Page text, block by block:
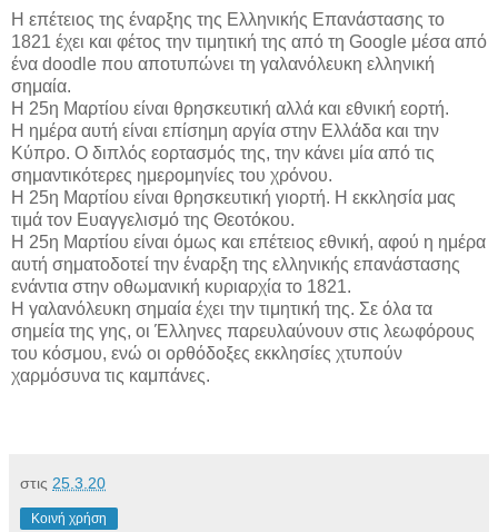
Η επέτειος της έναρξης της Ελληνικής Επανάστασης το
1821 έχει και φέτος την τιμητική της από τη Google μέσα από
ένα doodle που αποτυπώνει τη γαλανόλευκη ελληνική
σημαία.
Η 25η Μαρτίου είναι θρησκευτική αλλά και εθνική εορτή.
Η ημέρα αυτή είναι επίσημη αργία στην Ελλάδα και την
Κύπρο. Ο διπλός εορτασμός της, την κάνει μία από τις
σημαντικότερες ημερομηνίες του χρόνου.
Η 25η Μαρτίου είναι θρησκευτική γιορτή. Η εκκλησία μας
τιμά τον Ευαγγελισμό της Θεοτόκου.
Η 25η Μαρτίου είναι όμως και επέτειος εθνική, αφού η ημέρα
αυτή σηματοδοτεί την έναρξη της ελληνικής επανάστασης
ενάντια στην οθωμανική κυριαρχία το 1821.
Η γαλανόλευκη σημαία έχει την τιμητική της. Σε όλα τα
σημεία της γης, οι Έλληνες παρευλαύνουν στις λεωφόρους
του κόσμου, ενώ οι ορθόδοξες εκκλησίες χτυπούν
χαρμόσυνα τις καμπάνες.
στις 25.3.20
Κοινή χρήση